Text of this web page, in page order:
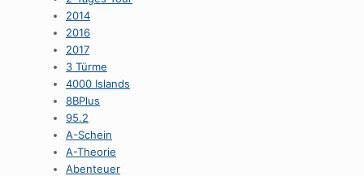
2014
2016
2017
3 Türme
4000 Islands
8BPlus
95.2
A-Schein
A-Theorie
Abenteuer